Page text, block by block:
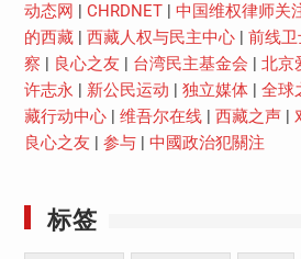
动态网
CHRDNET| 中国维权律师关
的西藏| 西藏人权与民主中心| 前线卫
察
良心之友 台湾民主基金会 北京
许志永
新公民运动 独立媒体| 全球
藏行动中心| 维吾尔在线| 西藏之声|
良心之友
参与| 中國政治犯關注
标签